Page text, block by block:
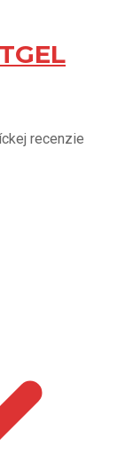
recenzie